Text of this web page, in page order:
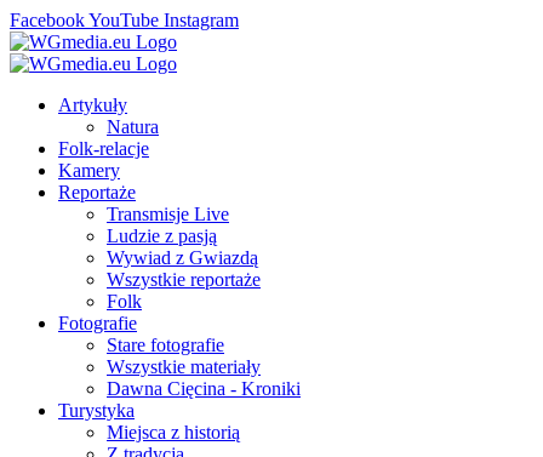
FacebookYouTube Instagram
Artykuły
Natura
Folk-relacje
Kamery
Reportaże
Transmisje Live
Ludzie z pasją
Wywiad z Gwiazdą
Wszystkie reportaże
Folk
Fotografie
Stare fotografie
Wszystkie materiały
Dawna Cięcina - Kroniki
Turystyka
Miejsca z historią